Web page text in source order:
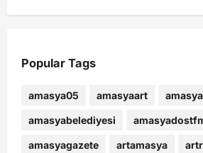
Popular Tags
amasya05 amasyaart
amasyabelediyesi
amasyagazete artamasya